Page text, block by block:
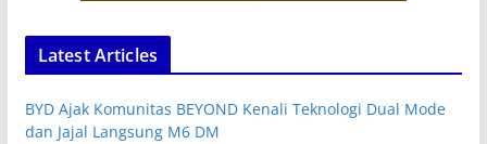
Latest Articles
BYD Ajak Komunitas BEYOND Kenali Teknologi Dual Mode
dan Jajal Langsung M6 DM